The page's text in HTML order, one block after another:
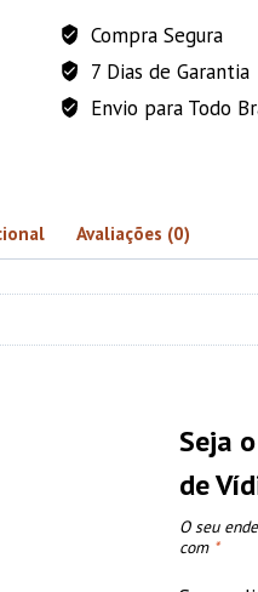
255mmx25,4
quantidade
Compra Segura
7 Dias de Garantia
Envio para Todo
Avaliações (0)
Seja
de
O seu
com *